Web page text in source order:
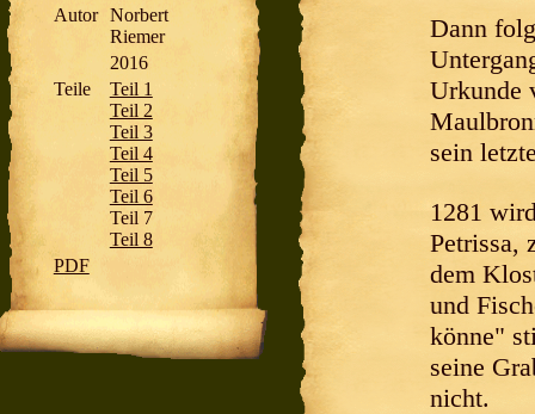
Dann
Urkunde
sein
1281
Petrissa,
dem
und
könne"
seine
nicht.
Autor
Norbert
Riemer
2016
Teile
Teil 1
Teil 2
Teil 3
Teil 4
Teil 5
Teil 6
Teil 7
Teil 8
PDF